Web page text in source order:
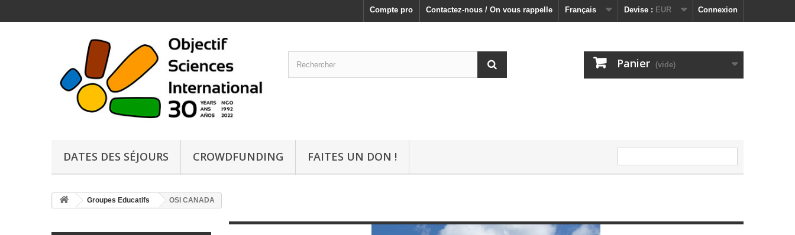
Connexion
Devise : EUR
Français
Contactez-nous / On vous rappelle
Compte pro
Panier (vide)
DATES DES SÉJOURS CROWDFUNDING FAITES UN DON !
Groupes Educatifs OSI CANADA